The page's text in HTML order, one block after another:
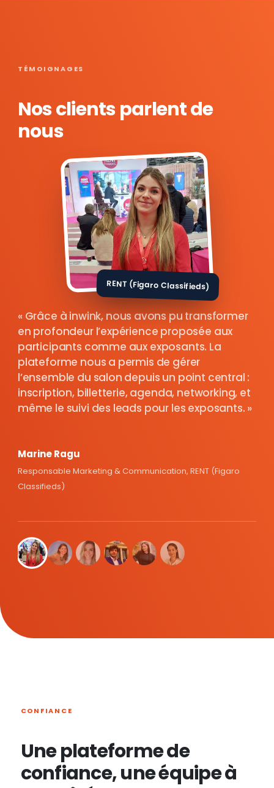
TÉMOIGNAGES
Nos clients parlent de
nous
RENT (Figaro Classifieds)
Grâce à inwink, nous avons pu transformer
en profondeur l’expérience proposée aux
participants comme aux exposants. La
plateforme nous a permis de gérer
l’ensemble du salon depuis un point central :
inscription, billetterie, agenda, networking, et
même le suivi des leads pour les exposants.
Marine Ragu
Responsable Marketing & Communication, RENT (Figaro
Classifieds)
CONFIANCE
Une plateforme de
confiance, une équipe à